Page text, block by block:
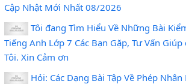
Cập Nhật Mới Nhất 08/2026
Tôi đang Tìm Hiểu Về Những Bài
Tiếng Anh Lớp 7 Các Bạn Gặp, Tư Vấn Giúp
Tôi. Xin Cảm ơn
Hỏi: Các Dạng Bài Tập Về Phép Nhân